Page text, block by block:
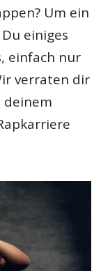
Um ein
einiges
einfach nur
verraten dir
deinem